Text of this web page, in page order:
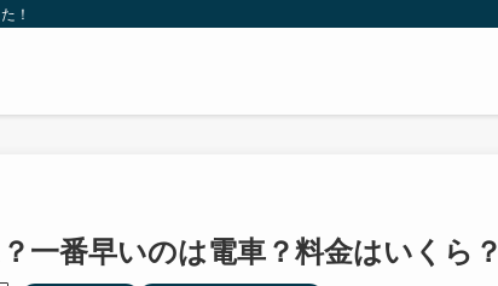
！
一番早いのは電車？料金はいくら？